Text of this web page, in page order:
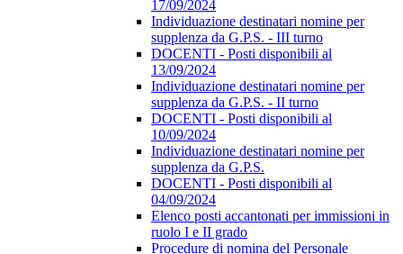
17/09/2024
Individuazione destinatari nomine per
supplenza da G.P.S. - III turno
DOCENTI - Posti disponibili al
13/09/2024
Individuazione destinatari nomine per
supplenza da G.P.S. - II turno
DOCENTI - Posti disponibili al
10/09/2024
Individuazione destinatari nomine per
supplenza da G.P.S.
DOCENTI - Posti disponibili al
04/09/2024
Elenco posti accantonati per immissioni in
ruolo I e II grado
Procedure di nomina del Personale